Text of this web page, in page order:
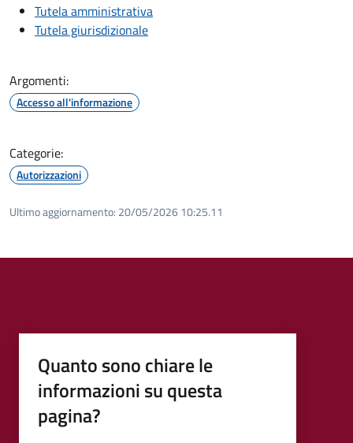
Tutela amministrativa
Tutela giurisdizionale
Argomenti:
Accesso all'informazione
Categorie:
Autorizzazioni
Ultimo aggiornamento: 20/05/2026 10:25.11
Quanto sono chiare le
informazioni su questa
pagina?